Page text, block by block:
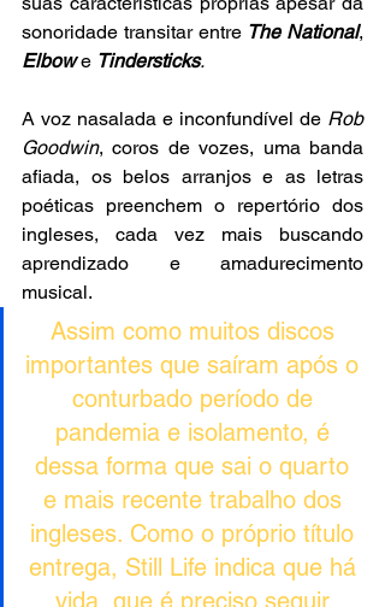
sonoridade transitar entre The National
Elbow e Tindersticks.
A voz nasalada e inconfundível de Rob
Goodwin, coros de vozes, uma banda
afiada, os belos arranjos e as letras
poéticas preenchem o repertório dos
ingleses, cada vez mais buscando
aprendizado e amadurecimento
musical.
Assim como muitos discos
importantes que saíram após o
conturbado período de
pandemia e isolamento, é
dessa forma que sai o quarto
e mais recente trabalho dos
ingleses. Como o próprio título
entrega, Still Life indica que há
vida, que é preciso seguir